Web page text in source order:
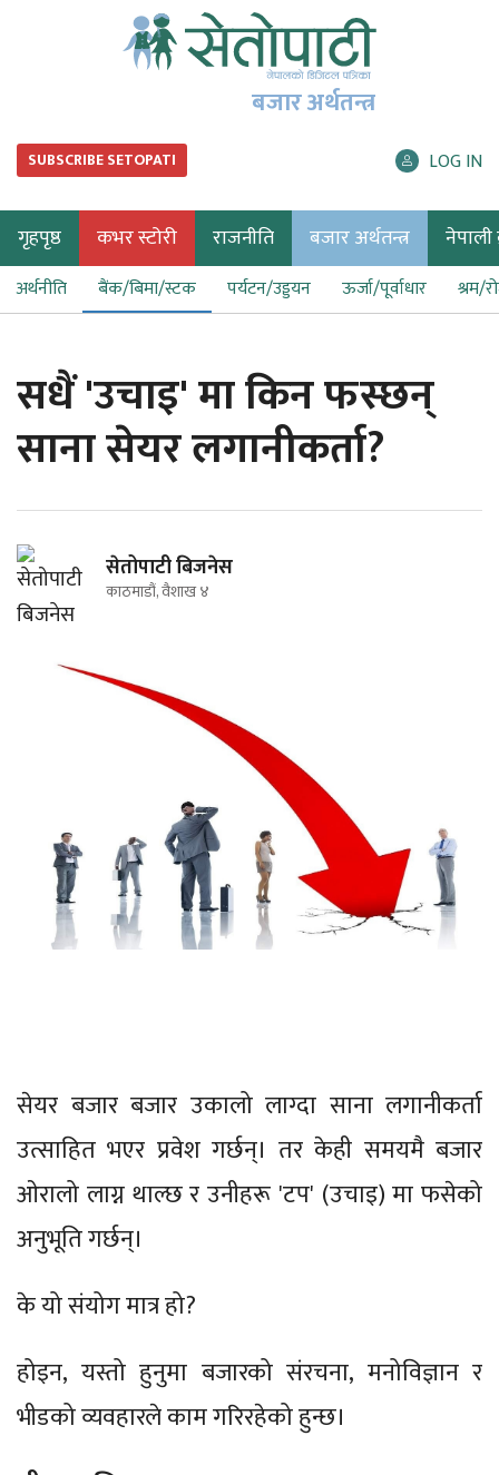
बजार अर्थतन्त्र
SUBSCRIBE SETOPATI LOG IN
गृहपृष्ठ कभर स्टोरी राजनीति बजार अर्थतन्त्र नेपाली
अर्थनीति बैंक/बिमा/स्टक पर्यटन/उड्डयन ऊर्जा/पूर्वाधार श्रम/
सधैं 'उचाइ' मा किन फस्छन्
साना सेयर लगानीकर्ता?
सेतोपाटी बिजनेस
काठमाडौं, वैशाख ४
सेयर बजार बजार उकालो लाग्दा साना लगानीकर्ता
उत्साहित भएर प्रवेश गर्छन्। तर केही समयमै बजार
ओरालो लाग्न थाल्छ र उनीहरू 'टप' (उचाइ) मा फसेको
अनुभूति गर्छन्।
के यो संयोग मात्र हो?
होइन, यस्तो हुनुमा बजारको संरचना, मनोविज्ञान र
भीडको व्यवहारले काम गरिरहेको हुन्छ।